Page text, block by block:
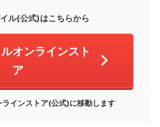
ル(公式)はこちらから
オンラインスト
ア
ラインストア(公式)に移動します